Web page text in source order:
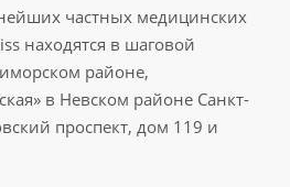
частных медицинских
находятся в шаговой
районе,
в Невском районе Санкт-
проспект, дом 119 и